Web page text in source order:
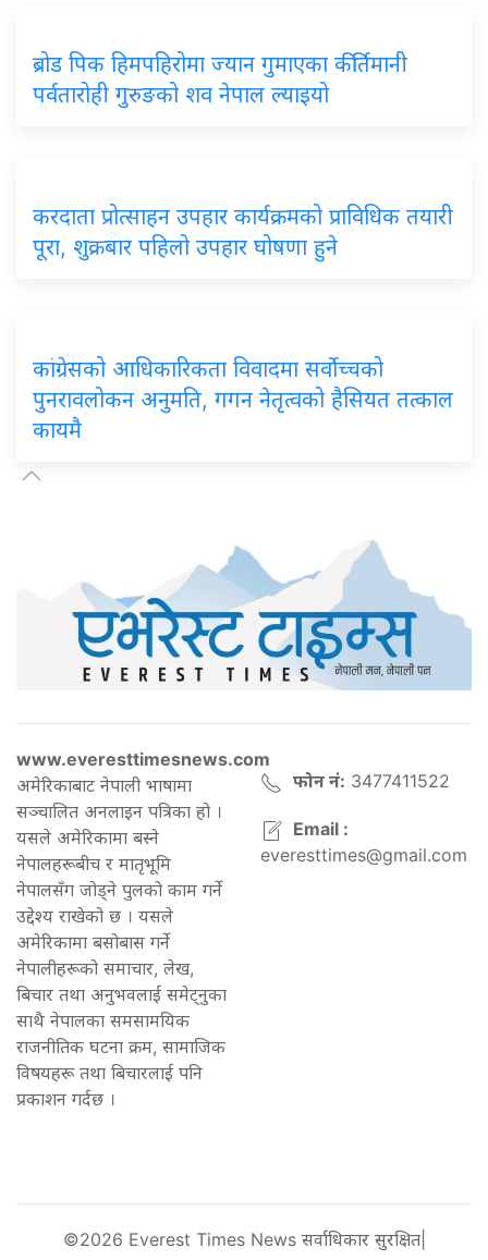
ब्रोड पिक हिमपहिरोमा ज्यान गुमाएका कीर्तिमानी
पर्वतारोही गुरुङको शव नेपाल ल्याइयो
करदाता प्रोत्साहन उपहार कार्यक्रमको प्राविधिक तयारी
पूरा, शुक्रबार पहिलो उपहार घोषणा हुने
कांग्रेसको आधिकारिकता विवादमा सर्वोच्चको
पुनरावलोकन अनुमति, गगन नेतृत्वको हैसियत तत्काल
कायमै
www.everesttimesnews.com
अमेरिकाबाट नेपाली भाषामा
सञ्चालित अनलाइन पत्रिका हो ।
यसले अमेरिकामा बस्ने
नेपालहरूबीच र मातृभूमि
नेपालसँग जोड्ने पुलको काम गर्ने
उद्देश्य राखेको छ । यसले
अमेरिकामा बसोबास गर्ने
नेपालीहरूको समाचार, लेख,
बिचार तथा अनुभवलाई समेट्नुका
साथै नेपालका समसामयिक
राजनीतिक घटना क्रम, सामाजिक
विषयहरू तथा बिचारलाई पनि
प्रकाशन गर्दछ ।
फोन नं: 3477411522
Email :
everesttimes@gmail.com
©2026 Everest Times News सर्वाधिकार सुरक्षित|